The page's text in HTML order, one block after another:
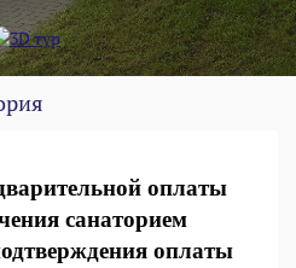
оплаты
санаторием
оплаты